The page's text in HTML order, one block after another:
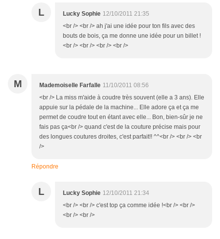
L Lucky Sophie 12/10/2011 21:35
<br /> <br /> ah j'ai une idée pour ton fils avec des
bouts de bois, ça me donne une idée pour un billet !
<br /> <br /> <br /> <br />
M Mademoiselle Farfalle 11/10/2011 08:56
<br /> La miss m'aide à coudre très souvent (elle a 3 ans). Elle
appuie sur la pédale de la machine... Elle adore ça et ça me
permet de coudre tout en étant avec elle... Bon, bien-sûr je ne
fais pas ça<br /> quand c'est de la couture précise mais pour
des longues coutures droites, c'est parfait!! ^^<br /> <br /> <br
/>
Répondre
L Lucky Sophie 12/10/2011 21:34
<br /> <br /> c'est top ça comme idée !<br /> <br />
<br /> <br />